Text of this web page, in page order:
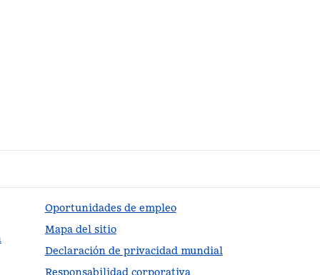
Oportunidades de empleo
Mapa del sitio
Declaración de privacidad mundial
Responsabilidad corporativa